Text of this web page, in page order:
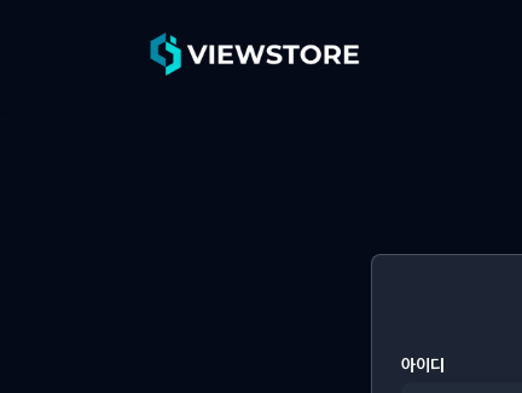
아이디